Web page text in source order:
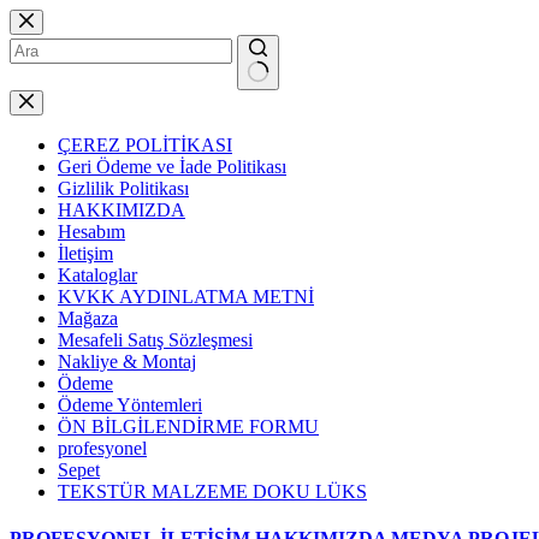
Skip
to
content
No
results
ÇEREZ POLİTİKASI
Geri Ödeme ve İade Politikası
Gizlilik Politikası
HAKKIMIZDA
Hesabım
İletişim
Kataloglar
KVKK AYDINLATMA METNİ
Mağaza
Mesafeli Satış Sözleşmesi
Nakliye & Montaj
Ödeme
Ödeme Yöntemleri
ÖN BİLGİLENDİRME FORMU
profesyonel
Sepet
TEKSTÜR MALZEME DOKU LÜKS